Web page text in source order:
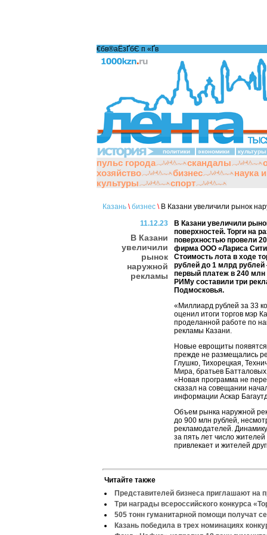
€бв®аЁзҐбЄ п «Ґ­в
политики экономики культуры
пульс города скандалы
хозяйство
бизнес наука
культуры
спорт
Казань \ бизнес \В Казани увеличили рынок
11.12.23
В Казани
увеличили
рынок
наружной
рекламы
В Казани увеличили
поверхностей. Торги на
поверхностью провели
фирма ООО «Лариса
Стоимость лота в ходе
рублей до 1 млрд рублей
первый платеж в 240
РИМу составили три
Подмосковья.
«Миллиард рублей за 33
оценил итоги торгов мэр
проделанной работе по
рекламы Казани.
Новые еврощиты появятся
прежде не размещались
Глушко, Тихорецкая,
Мира, братьев
«Новая программа не
сказал на совещании
информации Аскар
Объем рынка наружной
до 900 млн рублей,
рекламодателей.
за пять лет число
привлекает и жителей
Читайте также
Представителей бизнеса приглашают на
Три награды всероссийского конкурса
505 тонн гуманитарной помощи получат
Казань победила в трех номинациях